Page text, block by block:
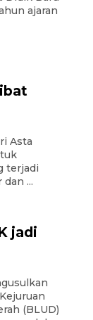
ajaran
Asta
terjadi
...
jadi
(BLUD)